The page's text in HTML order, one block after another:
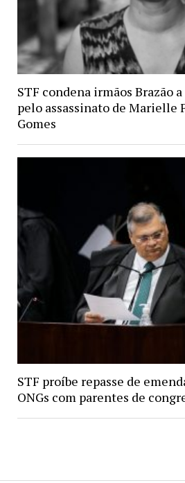
STF condena irmãos Brazão
pelo assassinato de Marielle
Gomes
STF proíbe repasse de
ONGs com parentes de